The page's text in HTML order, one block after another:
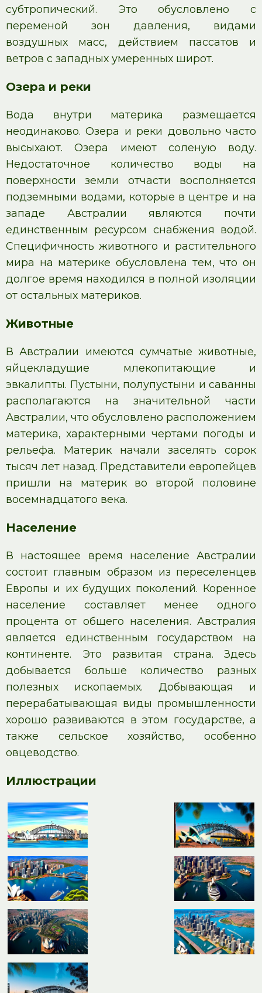
субтропический. Это обусловлено с
переменой зон давления, видами
воздушных масс, действием пассатов и
ветров с западных умеренных широт.
Озера и реки
Вода внутри материка размещается
неодинаково. Озера и реки довольно часто
высыхают. Озера имеют соленую воду.
Недостаточное количество воды на
поверхности земли отчасти восполняется
подземными водами, которые в центре и на
западе Австралии являются почти
единственным ресурсом снабжения водой.
Специфичность животного и растительного
мира на материке обусловлена тем, что он
долгое время находился в полной изоляции
от остальных материков.
Животные
В Австралии имеются сумчатые животные,
яйцекладущие млекопитающие и
эвкалипты. Пустыни, полупустыни и саванны
располагаются на значительной части
Австралии, что обусловлено расположением
материка, характерными чертами погоды и
рельефа. Материк начали заселять сорок
тысяч лет назад. Представители европейцев
пришли на материк во второй половине
восемнадцатого века.
Население
В настоящее время население Австралии
состоит главным образом из переселенцев
Европы и их будущих поколений. Коренное
население составляет менее одного
процента от общего населения. Австралия
является единственным государством на
континенте. Это развитая страна. Здесь
добывается больше количество разных
полезных ископаемых. Добывающая и
перерабатывающая виды промышленности
хорошо развиваются в этом государстве, а
также сельское хозяйство, особенно
овцеводство.
Иллюстрации